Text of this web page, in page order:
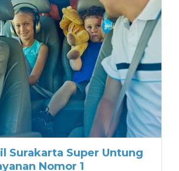
Surakarta Super Untung
Nomor 1